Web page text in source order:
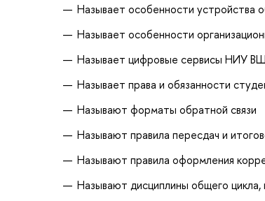
Называет особенности устройства
Называет особенности
Называет цифровые сервисы НИУ
Называет права и обязанности
Называют форматы обратной связи
Называют правила пересдач и
Называют правила оформления
Называют дисциплины общего